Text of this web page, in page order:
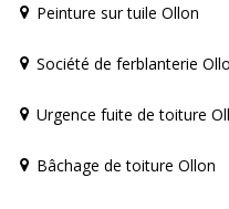
Peinture sur tuile Ollon
Société de ferblanterie
Urgence fuite de toiture
Bâchage de toiture Ollon